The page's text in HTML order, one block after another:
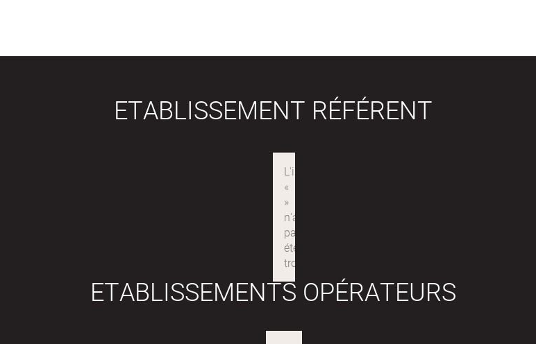
ETABLISSEMENT RÉFÉRENT
ETABLISSEMENTS OPÉRATEURS